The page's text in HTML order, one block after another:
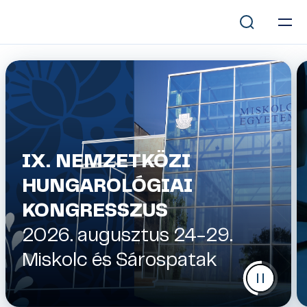
IX. NEMZETKÖZI
HUNGAROLÓGIAI
KONGRESSZUS
2026. augusztus 24-29.
Miskolc és Sárospatak